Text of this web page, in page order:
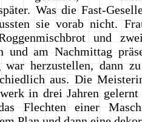
Was die Fast-
sie vorab nicht.
und
und am Nachmittag
war herzustellen, dann
aus. Die
in drei Jahren
Flechten einer